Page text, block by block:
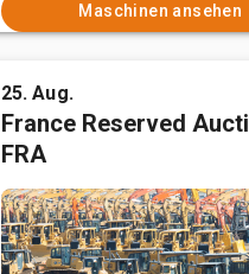
Maschinen ansehen
25. Aug.
France Reserved
FRA